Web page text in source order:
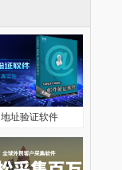
地址验证软件